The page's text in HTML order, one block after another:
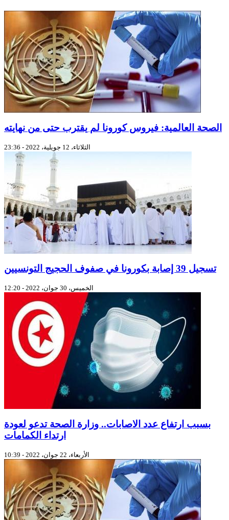
الصحة العالمية: فيروس كورونا لم يقترب حتى من نهايته
الثلاثاء، 12 جويلية، 2022 - 23:36
تسجيل 39 إصابة بكورونا في صفوف الحجيج التونسيين
الخميس، 30 جوان، 2022 - 12:20
بسبب ارتفاع عدد الاصابات.. وزارة الصحة تدعو لعودة
ارتداء الكمامات
الأربعاء، 22 جوان، 2022 - 10:39